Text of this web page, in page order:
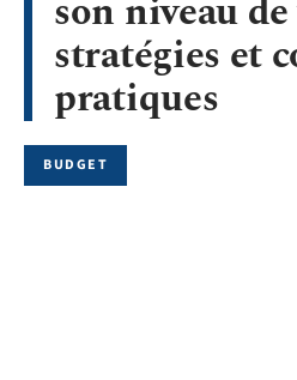
son niveau
stratégies et
pratiques
BUDGET